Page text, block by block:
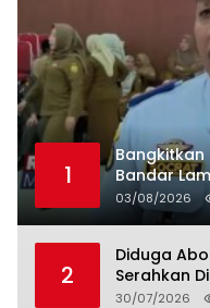
1
Bangkitkan
Bandar
03/08/2026
2
Diduga
Serahkan
30/07/2026